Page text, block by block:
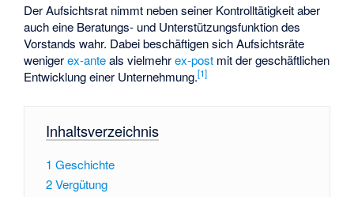
Der Aufsichtsrat nimmt neben seiner Kontrolltätigkeit aber
auch eine Beratungs- und Unterstützungsfunktion des
Vorstands wahr. Dabei beschäftigen sich Aufsichtsräte
wenigerex-anteals vielmehrex-post mit der geschäftlichen
Entwicklung einer Unternehmung.[1]
Inhaltsverzeichnis
1 Geschichte
2Vergütung